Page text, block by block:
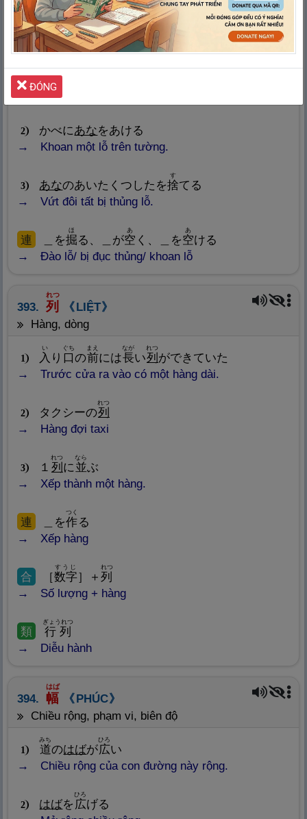
bao quanh
392. 穴
あな
HUYỆT
hố, lỗ
1 地
Nghĩa: Đất, địa hình
面
Đào một cái hố trên mặt đất.
2 かべにあなをあける
Khoan một lỗ trên tường.
3 あなのあいたくつしたを捨
す
てる
Vứt đôi tất bị thủng lỗ.
連 ＿を掘
ほ
る、＿が空
あ
く、＿を空
あ
ける
Đào lỗ/ bị đục thủng/ khoan lỗ
393.
列
Nghĩa: Hàng lối, thứ hạng
れつ
LIỆT
hàng, dòng
1 入
い
り 口
ぐち
の前
まえ
には長
TRƯỜNG, TRƯỞNG,
TRƯỚNG
なが
い列
れつ
ができていた
Trước cửa ra vào có một hàng dài.
2 タクシーの列
れつ
Hàng đợi taxi
3 １ 列
れつ
に並
なら
ぶ
Xếp thành một hàng.
連 ＿を作
つく
る
Xếp hàng
合 ［数字
すうじ
］＋ 列
れつ
Số lượng + hàng
類 行 列
ぎょうれつ
Diễu hành
394. 幅
はば
PHÚC
chiều rộng, phạm vi, biên độ
1 道
みち
のはばが広
ひろ
い
Chiều rộng của con đường này rộng.
2 はばを 広
ひろ
げる
ĐÓNG